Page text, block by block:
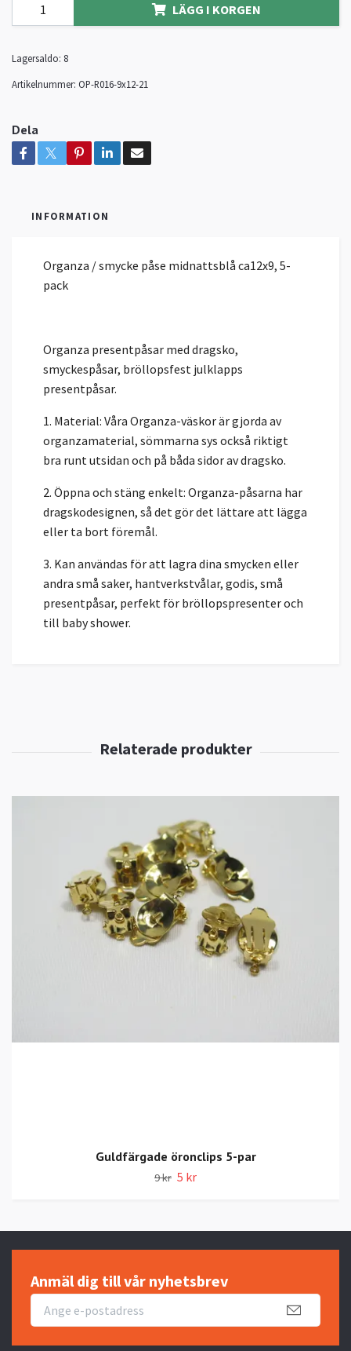
LÄGG I KORGEN
Lagersaldo: 8
Artikelnummer: OP-R016-9x12-21
Dela
INFORMATION
Organza / smycke påse midnattsblå ca12x9, 5-
pack
Organza presentpåsar med dragsko,
smyckespåsar, bröllopsfest julklapps
presentpåsar.
1. Material: Våra Organza-väskor är gjorda av
organzamaterial, sömmarna sys också riktigt
bra runt utsidan och på båda sidor av dragsko.
2. Öppna och stäng enkelt: Organza-påsarna har
dragskodesignen, så det gör det lättare att lägga
eller ta bort föremål.
3. Kan användas för att lagra dina smycken eller
andra små saker, hantverkstvålar, godis, små
presentpåsar, perfekt för bröllopspresenter och
till baby shower.
Guldfärgade öronclips 5-par
9 kr 5 kr
Anmäl dig till vår nyhetsbrev